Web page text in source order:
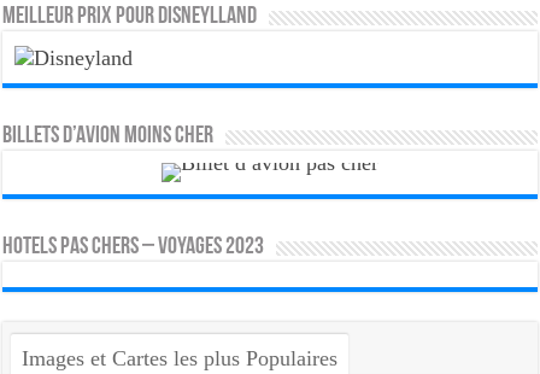
MEILLEUR PRIX POUR DISNEYLLAND
Billets d’avion moins cher
HOTELS PAS CHERS – VOYAGES 2023
Images et Cartes les plus Populaires